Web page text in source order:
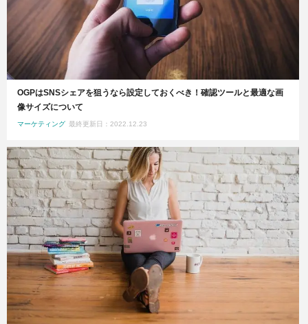
OGPはSNSシェアを狙うなら設定しておくべき！確認ツールと最適な画
像サイズについて
マーケティング 最終更新日：2022.12.23